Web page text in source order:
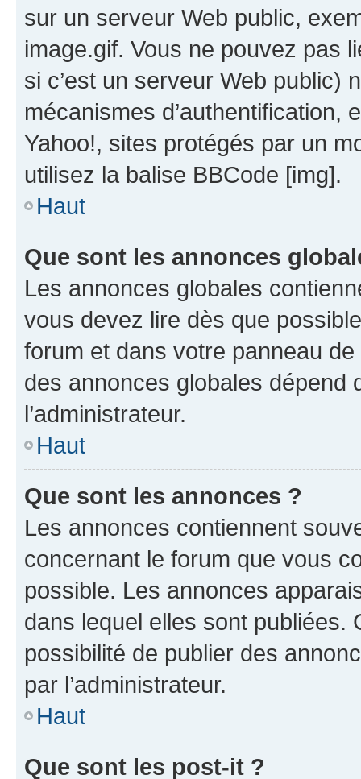
sur un serveur Web public,
image.gif. Vous ne pouvez pas
si c’est un serveur Web public)
mécanismes d’authentification,
Yahoo!, sites protégés par un
utilisez la balise BBCode [img].
Haut
Que sont les annonces
Les annonces globales
vous devez lire dès que
forum et dans votre panneau
des annonces globales dépend
l’administrateur.
Haut
Que sont les annonces ?
Les annonces contiennent
concernant le forum que vous
possible. Les annonces
dans lequel elles sont publiées.
possibilité de publier des
par l’administrateur.
Haut
Que sont les post-it ?